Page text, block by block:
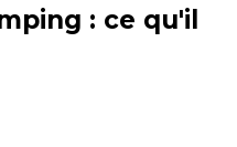
: ce qu'il